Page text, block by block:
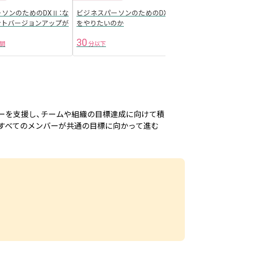
ンのためのDXⅡ：な
バージョンアップが
ビジネスパーソンのためのDXⅢ：何
をやりたいのか
30 分以下
支援し、チームや組織の目標達成に向けて積
べてのメンバーが共通の目標に向かって進む